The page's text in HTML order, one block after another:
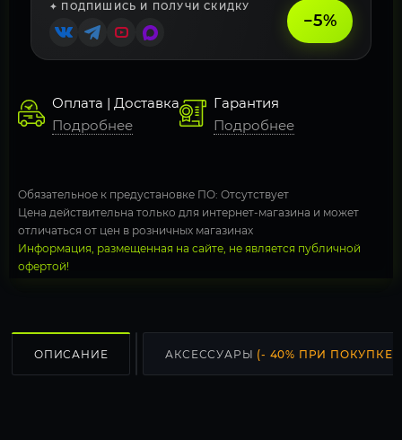
✦ ПОДПИШИСЬ И ПОЛУЧИ СКИДКУ
−5%
Оплата | Доставка
Подробнее
Гарантия
Подробнее
Обязательное к предустановке ПО: Отсутствует
Цена действительна только для интернет-магазина и может
отличаться от цен в розничных магазинах
Информация, размещенная на сайте, не является публичной
офертой!
ОПИСАНИЕ АКСЕССУАРЫ (- 40% ПРИ ПОКУПКЕ